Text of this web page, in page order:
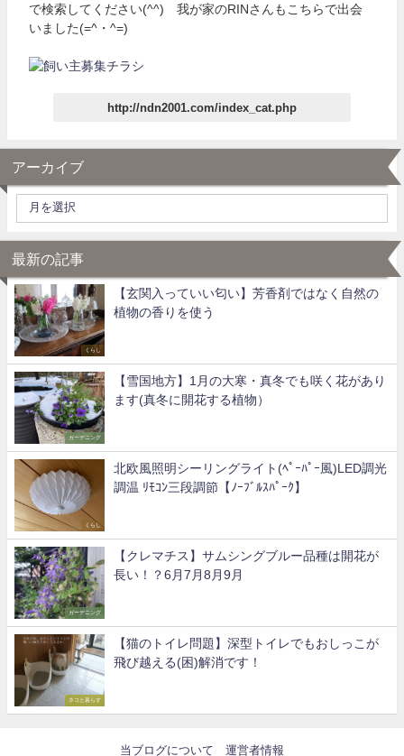
で検索してください(^^) 我が家のRINさんもこちらで出会
いました(=^・^=)
http://ndn2001.com/index_cat.php
アーカイブ
最新の記事
くらし
【玄関入っていい匂い】芳香剤ではなく自然の
植物の香りを使う
ガーデニング
【雪国地方】1月の大寒・真冬でも咲く花があり
ます(真冬に開花する植物）
くらし
北欧風照明シーリングライト(ﾍﾟｰﾊﾟｰ風)LED調光
調温 ﾘﾓｺﾝ三段調節【ﾉｰﾌﾞﾙｽﾊﾟｰｸ】
ガーデニング
【クレマチス】サムシングブルー品種は開花が
長い！？6月7月8月9月
ネコと暮らす
【猫のトイレ問題】深型トイレでもおしっこが
飛び越える(困)解消です！
当ブログについて 運営者情報